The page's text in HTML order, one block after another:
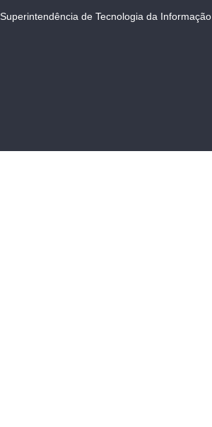
Superintendência de Tecnologia da Informação